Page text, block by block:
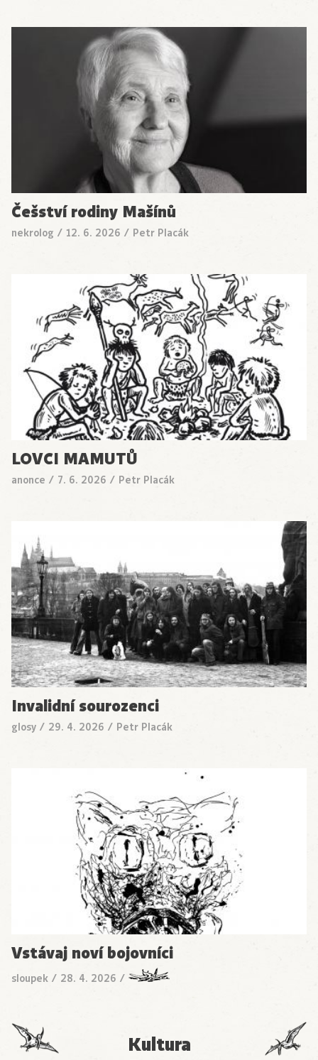
Češství rodiny Mašínů
nekrolog / 12. 6. 2026 / Petr Placák
LOVCI MAMUTŮ
anonce / 7. 6. 2026 / Petr Placák
Invalidní sourozenci
glosy / 29. 4. 2026 / Petr Placák
Vstávaj noví bojovníci
sloupek / 28. 4. 2026 /
Kultura